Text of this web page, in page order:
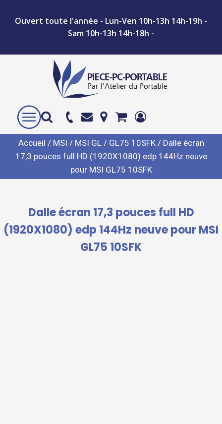
Ouvert toute l'année - Lun-Ven 10h-13h 14h-19h -
Sam 10h-13h 14h-18h -
Accueil / MSI / MSI GL/ GL75 10SFK/ Dalle écran
17,3 pouces full HD (1920X1080) edp 144Hz neuve
pour MSI GL75 10SFK
Dalle écran 17,3 pouces full HD
(1920X1080) edp 144Hz neuve pour MSI
GL75 10SFK